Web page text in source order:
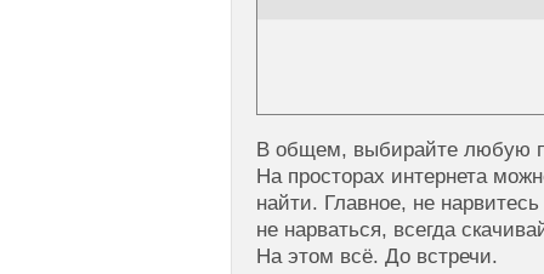
В общем, выбирайте любую
На просторах интернета
найти. Главное, не
не нарваться, всегда
На этом всё. До встречи.